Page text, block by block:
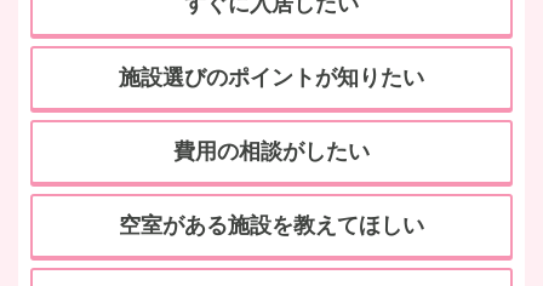
施設選びのポイントが知りたい
費用の相談がしたい
空室がある施設を教えてほしい